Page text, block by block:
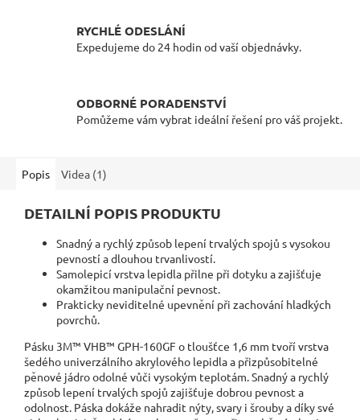
RYCHLÉ ODESLÁNÍ
Expedujeme do 24 hodin od vaší objednávky.
ODBORNÉ PORADENSTVÍ
Pomůžeme vám vybrat ideální řešení pro váš projekt.
Popis Videa (1)
DETAILNÍ POPIS PRODUKTU
Snadný a rychlý způsob lepení trvalých spojů s vysokou
pevností a dlouhou trvanlivostí.
Samolepicí vrstva lepidla přilne při dotyku a zajišťuje
okamžitou manipulační pevnost.
Prakticky neviditelné upevnění při zachování hladkých
povrchů.
Pásku 3M™ VHB™ GPH-160GF o tloušťce 1,6 mm tvoří vrstva
šedého univerzálního akrylového lepidla a přizpůsobitelné
pěnové jádro odolné vůči vysokým teplotám. Snadný a rychlý
způsob lepení trvalých spojů zajišťuje dobrou pevnost a
odolnost. Páska dokáže nahradit nýty, svary i šrouby a díky své